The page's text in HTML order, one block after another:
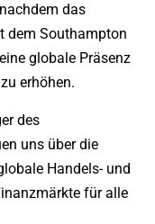
das
dem Southampton
globale Präsenz
erhöhen.
des
uns über die
Handels- und
für alle